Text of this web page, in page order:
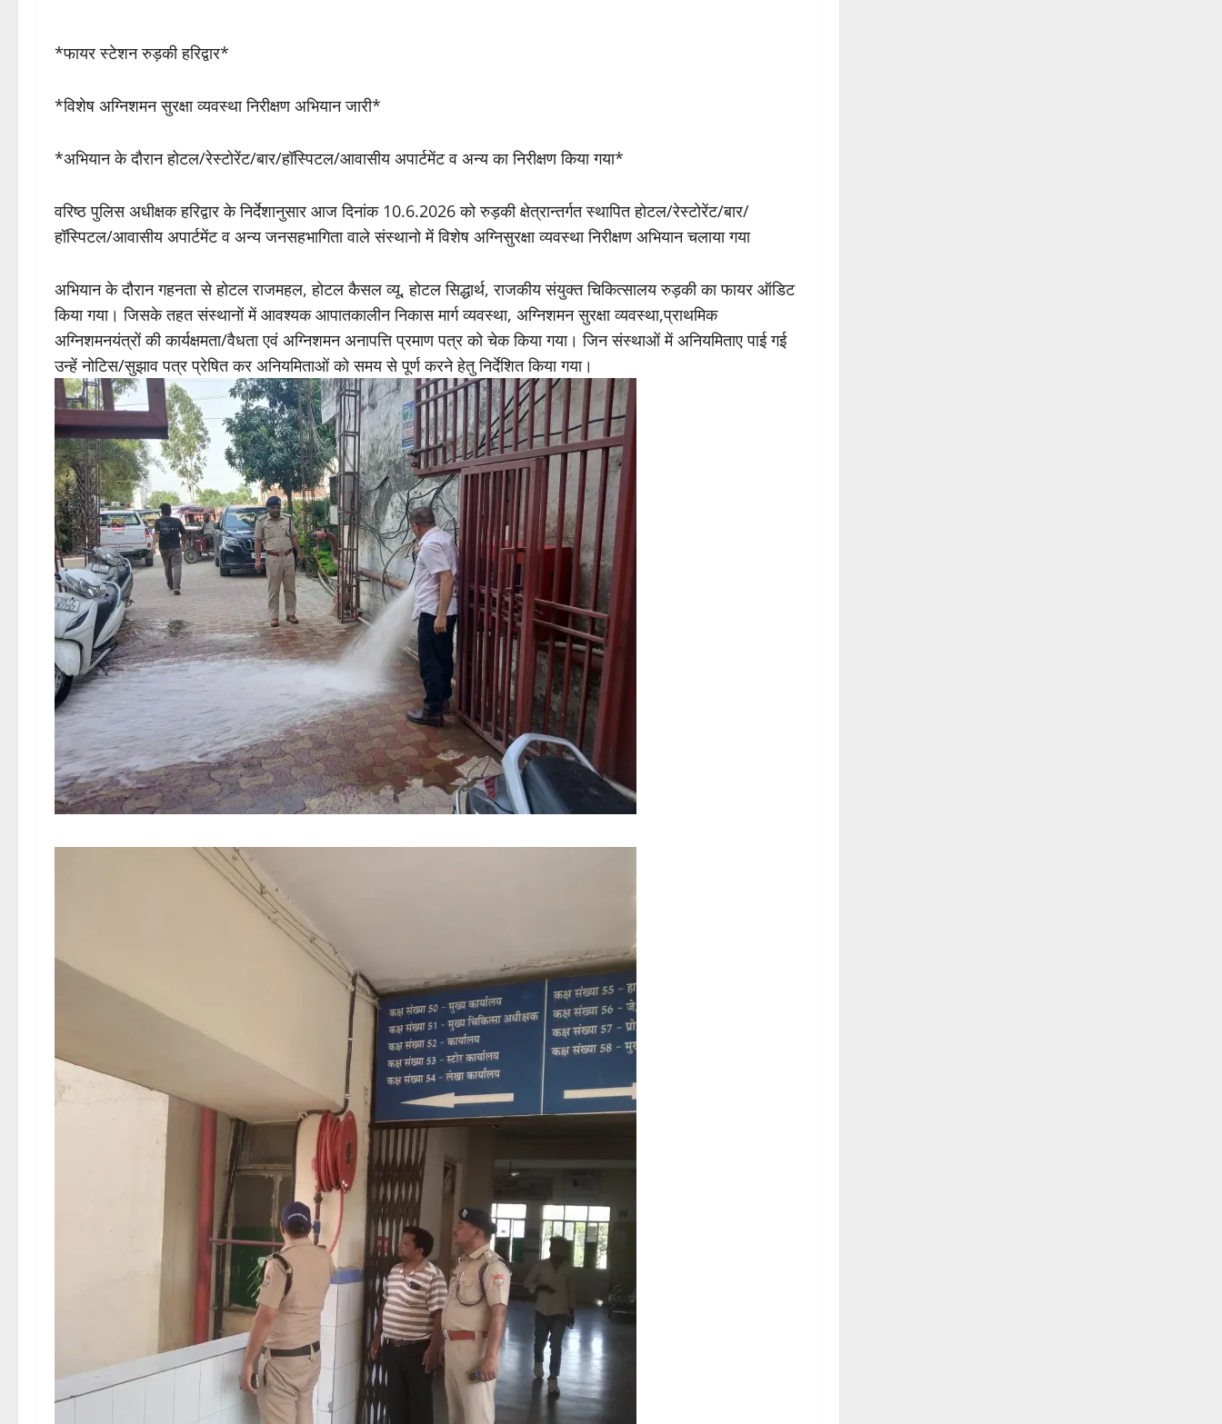
*फायर स्टेशन रुड़की हरिद्वार*
*विशेष अग्निशमन सुरक्षा व्यवस्था निरीक्षण अभियान जारी*
*अभियान के दौरान होटल/रेस्टोरेंट/बार/हॉस्पिटल/आवासीय अपार्टमेंट व अन्य का निरीक्षण किया गया*
वरिष्ठ पुलिस अधीक्षक हरिद्वार के निर्देशानुसार आज दिनांक 10.6.2026 को रुड़की क्षेत्रान्तर्गत स्थापित होटल/रेस्टोरेंट/बार/
हॉस्पिटल/आवासीय अपार्टमेंट व अन्य जनसहभागिता वाले संस्थानो में विशेष अग्निसुरक्षा व्यवस्था निरीक्षण अभियान चलाया गया
अभियान के दौरान गहनता से होटल राजमहल, होटल कैसल व्यू, होटल सिद्धार्थ, राजकीय संयुक्त चिकित्सालय रुड़की का फायर ऑडिट
किया गया। जिसके तहत संस्थानों में आवश्यक आपातकालीन निकास मार्ग व्यवस्था, अग्निशमन सुरक्षा व्यवस्था,प्राथमिक
अग्निशमनयंत्रों की कार्यक्षमता/वैधता एवं अग्निशमन अनापत्ति प्रमाण पत्र को चेक किया गया। जिन संस्थाओं में अनियमिताए पाई गई
उन्हें नोटिस/सुझाव पत्र प्रेषित कर अनियमिताओं को समय से पूर्ण करने हेतु निर्देशित किया गया।